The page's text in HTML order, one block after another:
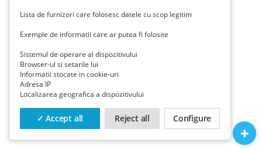
Lista de furnizori care folosesc datele cu scop legitim
Exemple de informatii care ar putea fi folosite
Sistemul de operare al dispozitivului
Browser-ul si setarile lui
Informatii stocate in cookie-uri
Adresa IP
Localizarea geografica a dispozitivului
✓ Accept all Reject all Configure